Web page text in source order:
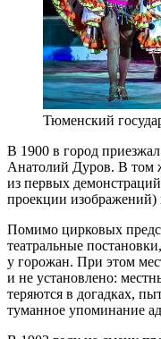
Тюменский
В 1900 в город
Анатолий Дуров. В том
из первых
проекции изображений)
Помимо цирковых
театральные
у горожан. При этом
и не установлено:
теряются в догадках,
туманное упоминание